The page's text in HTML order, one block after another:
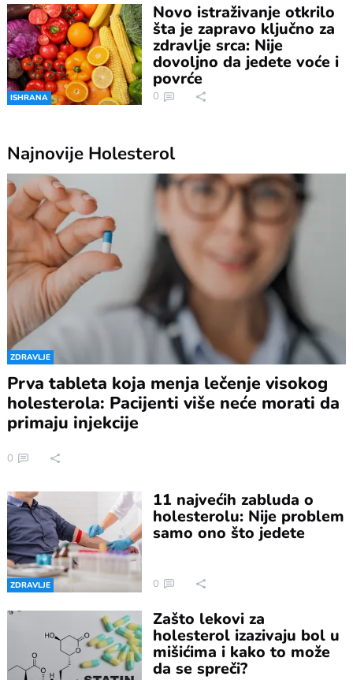
ISHRANA
Novo istraživanje otkrilo
šta je zapravo ključno za
zdravlje srca: Nije
dovoljno da jedete voće i
povrće
0
Najnovije Holesterol
ZDRAVLJE
Prva tableta koja menja lečenje visokog
holesterola: Pacijenti više neće morati da
primaju injekcije
0
ZDRAVLJE
11 najvećih zabluda o
holesterolu: Nije problem
samo ono što jedete
0
Zašto lekovi za
holesterol izazivaju bol u
mišićima i kako to može
da se spreči?